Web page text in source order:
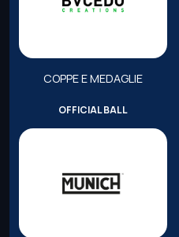
COPPE E MEDAGLIE
OFFICIAL BALL